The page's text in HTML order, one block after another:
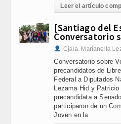
Leer el artículo
[Santiago del
Conversatorio
Cjala. Marianella
Conversatorio sobre
precandidatos de
Federal a Diputados
Lezama Hid y
precandidata a
participaron de un
Joven en la